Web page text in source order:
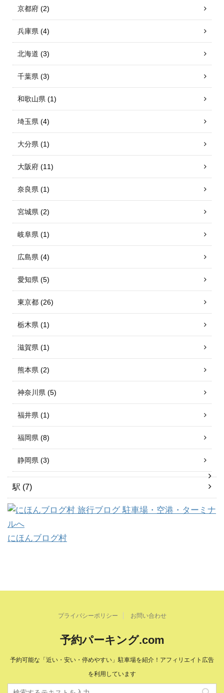
京都府 (2)
兵庫県 (4)
北海道 (3)
千葉県 (3)
和歌山県 (1)
埼玉県 (4)
大分県 (1)
大阪府 (11)
奈良県 (1)
宮城県 (2)
岐阜県 (1)
広島県 (4)
愛知県 (5)
東京都 (26)
栃木県 (1)
滋賀県 (1)
熊本県 (2)
神奈川県 (5)
福井県 (1)
福岡県 (8)
静岡県 (3)
駅 (7)
にほんブログ村
プライバシーポリシー お問い合わせ
予約パーキング.com
予約可能な「近い・安い・停めやすい」駐車場を紹介！アフィリエイト広告
を利用しています